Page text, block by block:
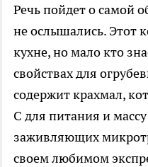
Речь пойдет о самой
не ослышались. Этот
кухне, но мало кто
свойствах для
содержит крахмал,
С для питания и
заживляющих
своем любимом